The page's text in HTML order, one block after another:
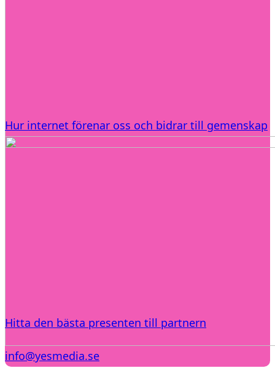
Hur internet förenar oss och bidrar till gemenskap
Hitta den bästa presenten till partnern
info@yesmedia.se